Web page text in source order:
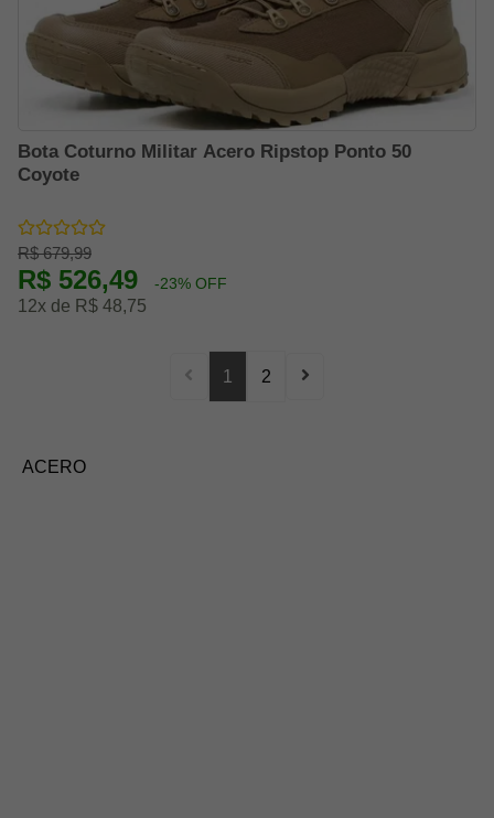
Bota Coturno Militar Acero Ripstop Ponto 50
Coyote
R$ 679,99
R$ 526,49 -23% OFF
12x de R$ 48,75
1 2
ACERO